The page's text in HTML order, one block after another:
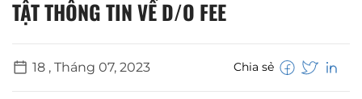
TẬT THÔNG TIN VỀ D/O FEE
18 , Tháng 07, 2023 Chia sẻ